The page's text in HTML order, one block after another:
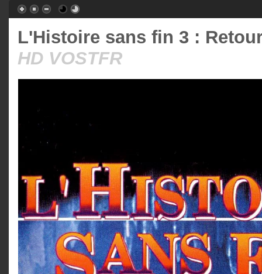
L'Histoire sans fin 3 :
HD VOSTFR